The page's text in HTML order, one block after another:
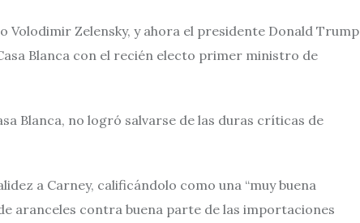
Volodimir Zelensky, y ahora el presidente Donald Trump
Blanca con el recién electo primer ministro de
Blanca, no logró salvarse de las duras críticas de
a Carney, calificándolo como una “muy buena
aranceles contra buena parte de las importaciones